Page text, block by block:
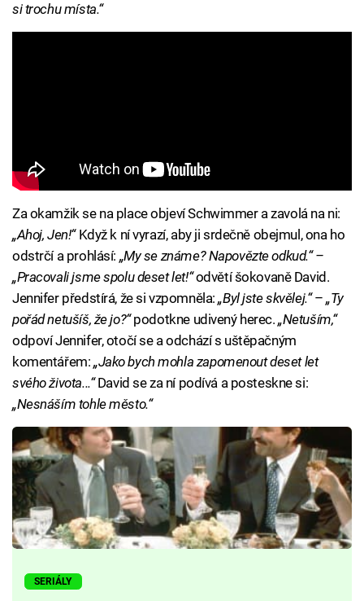
si trochu místa.“
Za okamžik se na place objeví Schwimmer a zavolá na ni:
„Ahoj, Jen!“Když k ní vyrazí, aby ji srdečně obejmul, ona ho
odstrčí a prohlásí: „My se známe? Napovězte odkud.“ –
„Pracovali jsme spolu deset let!“odvětí šokovaně David.
Jennifer předstírá, že si vzpomněla:„Byl jste skvělej.“–„Ty
pořád netušíš, že jo?“podotkne udivený herec.„Netuším,“
odpoví Jennifer, otočí se a odchází s uštěpačným
komentářem: „Jako bych mohla zapomenout deset let
svého života...“David se za ní podívá a posteskne si:
„Nesnáším tohle město.“
SERIÁLY